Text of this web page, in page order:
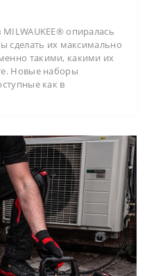
опиралась
сделать их максимально
такими, какими их
Новые наборы
как в